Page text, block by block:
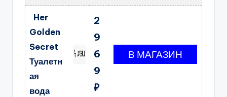
Her
Golden
Secret
Туалетн
ая
вода
2
9
6
9
₽